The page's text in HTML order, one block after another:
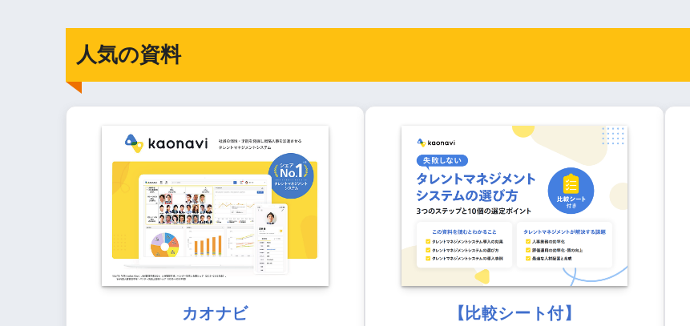
人気の資料
カオナビ
【比較シート付】